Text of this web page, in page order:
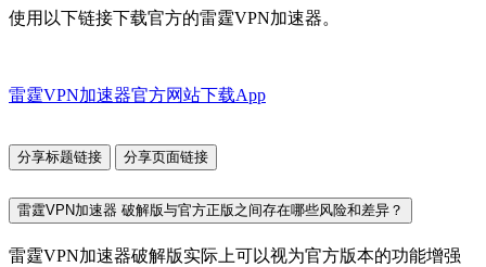
使用以下链接下载官方的雷霆VPN加速器。
雷霆VPN加速器官方网站下载App
分享标题链接 分享页面链接
雷霆VPN加速器 破解版与官方正版之间存在哪些风险和差异？
雷霆VPN加速器破解版实际上可以视为官方版本的功能增强